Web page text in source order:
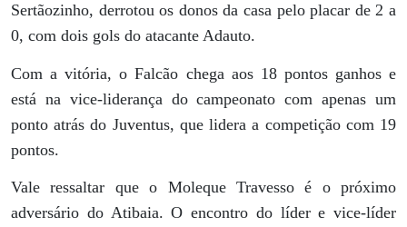
Sertãozinho, derrotou os donos da casa pelo placar de 2 a
0, com dois gols do atacante Adauto.
Com a vitória, o Falcão chega aos 18 pontos ganhos e
está na vice-liderança do campeonato com apenas um
ponto atrás do Juventus, que lidera a competição com 19
pontos.
Vale ressaltar que o Moleque Travesso é o próximo
adversário do Atibaia. O encontro do líder e vice-líder